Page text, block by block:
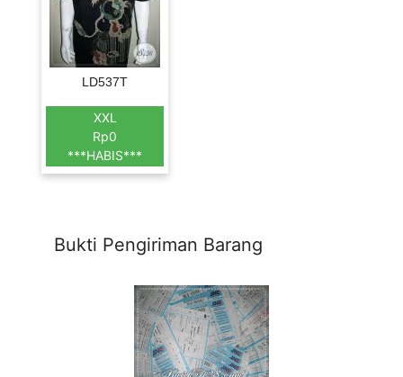
LD537T
XXL
Rp0
***HABIS***
Bukti Pengiriman Barang